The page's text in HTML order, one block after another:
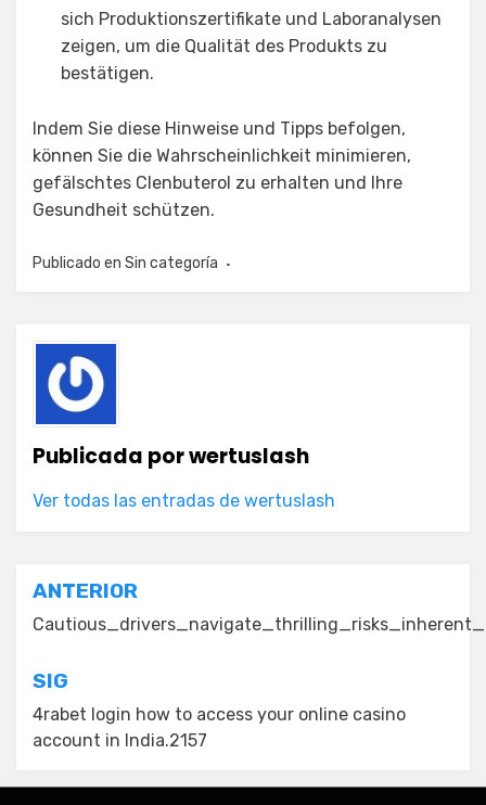
sich Produktionszertifikate und Laboranalysen
zeigen, um die Qualität des Produkts zu
bestätigen.
Indem Sie diese Hinweise und Tipps befolgen,
können Sie die Wahrscheinlichkeit minimieren,
gefälschtes Clenbuterol zu erhalten und Ihre
Gesundheit schützen.
Publicado en Sin categoría
Publicada porwertuslash
Ver todas las entradas de wertuslash
Navegación
de
entradas
ANTERIOR
SIG
4rabet login how to access your online casino
account in India.2157